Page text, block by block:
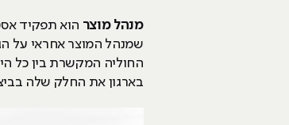
מנהל מוצר הוא תפקיד
שמנהל המוצר אחראי על
החוליה המקשרת בין כל
בארגון את החלק שלה